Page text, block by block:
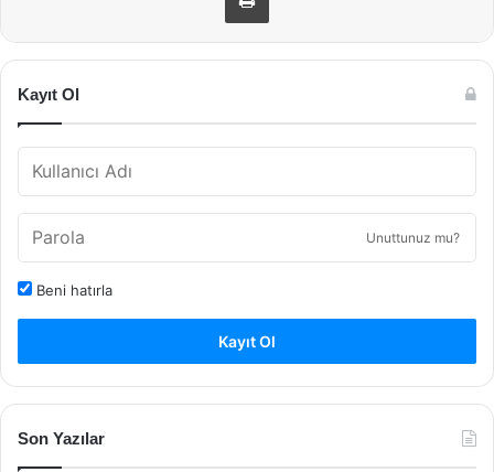
Kayıt Ol
Unuttunuz mu?
Beni hatırla
Kayıt Ol
Son Yazılar